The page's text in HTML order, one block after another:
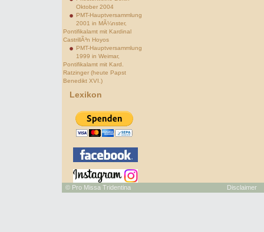
Oktober 2004
PMT-Hauptversammlung
2001 in MÃ¼nster,
Pontifikalamt mit Kardinal
CastrillÃ³n Hoyos
PMT-Hauptversammlung
1999 in Weimar,
Pontifikalamt mit Kard.
Ratzinger (heute Papst
Benedikt XVI.)
Lexikon
© Pro Missa Tridentina Disclaimer